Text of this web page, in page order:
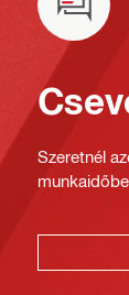
Szeretnél